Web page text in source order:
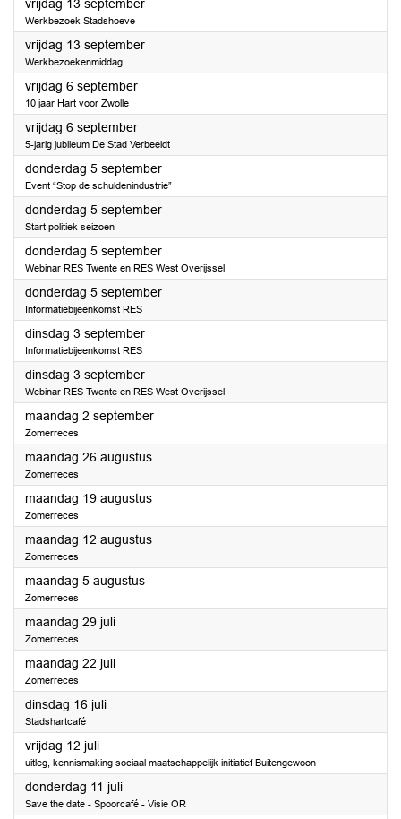
vrijdag 13 september
Werkbezoek Stadshoeve
vrijdag 13 september2024
Werkbezoekenmiddag
vrijdag 6 september2024
10 jaar Hart voor Zwolle
vrijdag 6 september2024
5-jarig jubileum De Stad Verbeeldt
donderdag 5 september2024
Event “Stop de schuldenindustrie”
donderdag 5 september2024
Start politiek seizoen
donderdag 5 september2024
Webinar RES Twente en RES West Overijssel
donderdag 5 september2024
Informatiebijeenkomst RES
dinsdag 3 september2024
Informatiebijeenkomst RES
dinsdag 3 september2024
Webinar RES Twente en RES West Overijssel
maandag 2 september2024
Zomerreces
maandag 26 augustus2024
Zomerreces
maandag 19 augustus2024
Zomerreces
maandag 12 augustus2024
Zomerreces
maandag 5 augustus2024
Zomerreces
maandag 29 juli2024
Zomerreces
maandag 22 juli2024
Zomerreces
dinsdag 16 juli2024
Stadshartcafé
vrijdag 12 juli2024
uitleg, kennismaking sociaal maatschappelijk initiatief Buitengewoon
donderdag 11 juli2024
Save the date - Spoorcafé - Visie OR